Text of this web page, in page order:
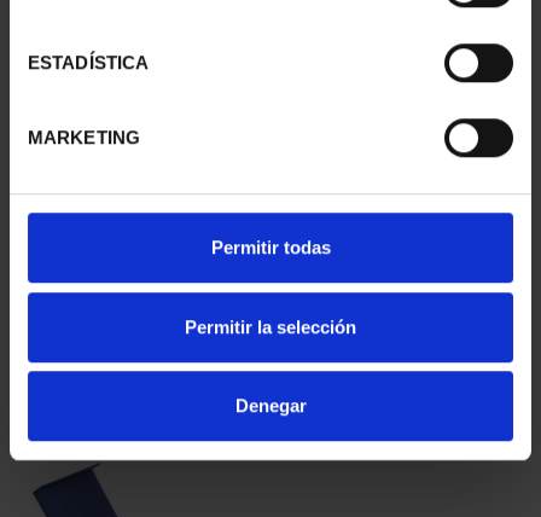
ESTADÍSTICA
MARKETING
Permitir todas
Permitir la selección
Denegar
PROVINCIA 3
registrados
PROVINCIA 4
registrados